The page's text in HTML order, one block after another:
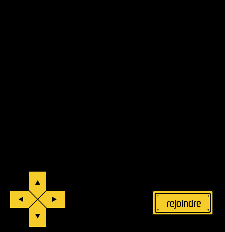
rejoindre